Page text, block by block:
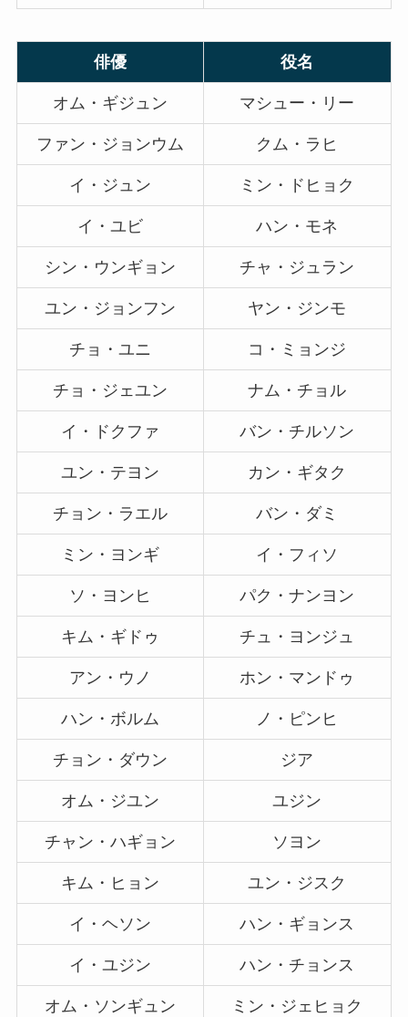
俳優 役名
オム・ギジュン マシュー・リー
ファン・ジョンウム クム・ラヒ
イ・ジュン ミン・ドヒョク
イ・ユビ ハン・モネ
シン・ウンギョン チャ・ジュラン
ユン・ジョンフン ヤン・ジンモ
チョ・ユニ コ・ミョンジ
チョ・ジェユン ナム・チョル
イ・ドクファ バン・チルソン
ユン・テヨン カン・ギタク
チョン・ラエル バン・ダミ
ミン・ヨンギ イ・フィソ
ソ・ヨンヒ パク・ナンヨン
キム・ギドゥ チュ・ヨンジュ
アン・ウノ ホン・マンドゥ
ハン・ボルム ノ・ピンヒ
チョン・ダウン ジア
オム・ジユン ユジン
チャン・ハギョン ソヨン
キム・ヒョン ユン・ジスク
イ・ヘソン ハン・ギョンス
イ・ユジン ハン・チョンス
オム・ソンギュン ミン・ジェヒョク